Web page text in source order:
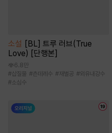
소설 [BL] 트루 러브(True
Love) [단행본]
6.8만
#삽질물 #츤데레수 # 재벌공 #외유내강수
#소심수